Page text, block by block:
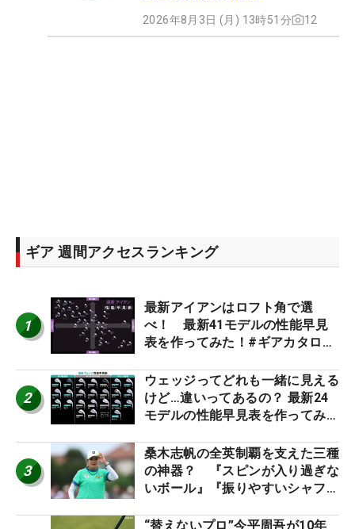
2026年8月3日 (月) 13時51分 12
ギア 週間アクセスランキング
1
最新アイアンはロフト角で選
べ！ 最新41モデルの性能早見
表を作ってみた！#ギアカタログ
2
ウェッジってどれも一緒に見える
けど…違いってあるの？ 最新24
モデルの性能早見表を作ってみ
3
桑木志帆の全英制覇を支えた三種
の神器？ 『スピンが入り過ぎな
いボール』『振りやすいシャフ
ー』 #女子プロセッティング
“替えないプロ”今平周吾が10年